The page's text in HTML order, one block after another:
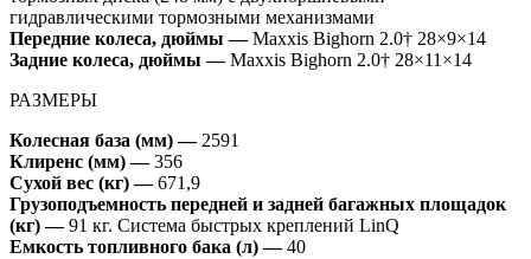
гидравлическими тормозными механизмами
Передние колеса, дюймы —Maxxis Bighorn 2.0† 28×9×14
Задние колеса, дюймы —Maxxis Bighorn 2.0† 28×11×14
РАЗМЕРЫ
Колесная база (мм) — 2591
Клиренс (мм) —356
Сухой вес (кг) —671,9
Грузоподъемность передней и задней багажных площадок
(кг) —91 кг. Система быстрых креплений LinQ
Емкость топливного бака (л) —40